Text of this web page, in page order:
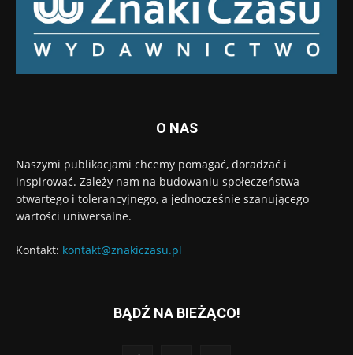
O NAS
Naszymi publikacjami chcemy pomagać, doradzać i
inspirować. Zależy nam na budowaniu społeczeństwa
otwartego i tolerancyjnego, a jednocześnie szanującego
wartości uniwersalne.
Kontakt: kontakt@znakiczasu.pl
BĄDŹ NA BIEŻĄCO!